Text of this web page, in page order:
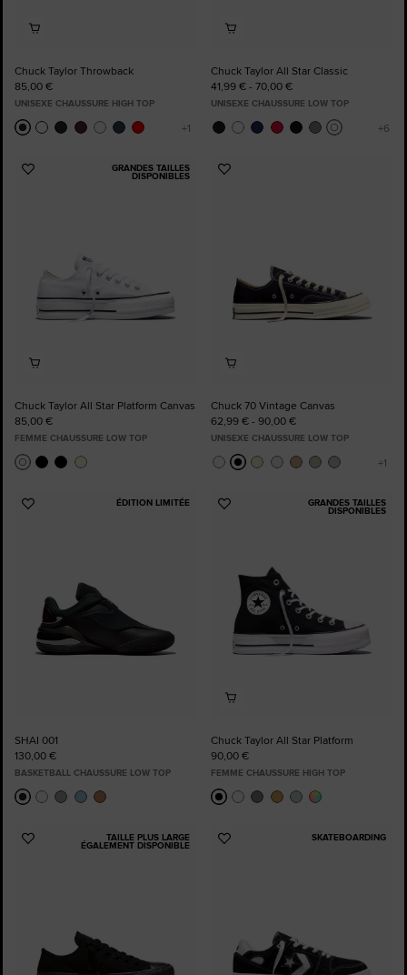
Chuck Taylor Throwback
85,00 €
UNISEXE CHAUSSURE HIGH TOP
Chuck Taylor All Star Classic
41,99 € - 70,00 €
UNISEXE CHAUSSURE LOW TOP
GRANDES TAILLES
DISPONIBLES
Ajouter
Chuck Taylor All Star Platform Canvas
85,00 €
FEMME CHAUSSURE LOW TOP
Ajouter
Chuck 70 Vintage Canvas
62,99 € - 90,00 €
UNISEXE CHAUSSURE LOW TOP
ÉDITION LIMITÉE
Ajouter
SHAI 001
130,00 €
BASKETBALL CHAUSSURE LOW TOP
GRANDES TAILLES
DISPONIBLES
Ajouter
Chuck Taylor All Star Platform
90,00 €
FEMME CHAUSSURE HIGH TOP
TAILLE PLUS LARGE
ÉGALEMENT DISPONIBLE
Ajouter
SKATEBOARDING
Ajouter